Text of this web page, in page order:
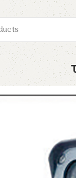
Đèn Ghim Cỏ GC